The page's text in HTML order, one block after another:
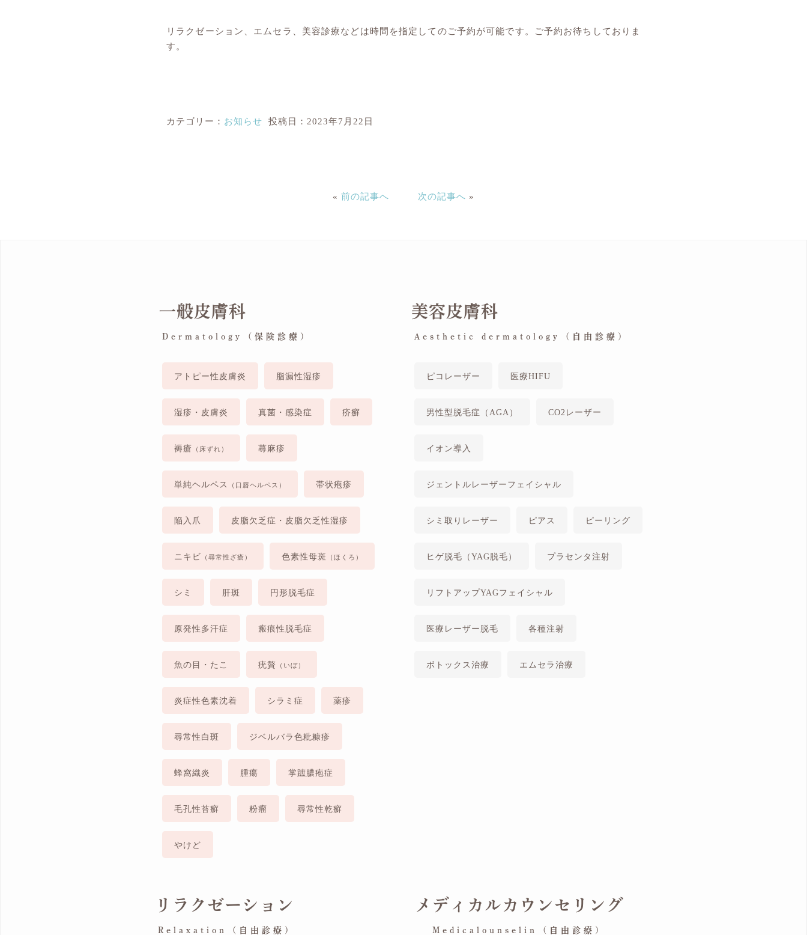
リラクゼーション、エムセラ、美容診療などは時間を指定してのご予約が可能です。ご予約お待ちしておりま
す。
カテゴリー： お知らせ 投稿日：2023年7月22日
« 前の記事へ 次の記事へ »
一般皮膚科
Dermatology (保険診療)
アトピー性皮膚炎 脂漏性湿疹
湿疹・皮膚炎 真菌・感染症 疥癬
褥瘡 （床ずれ） 蕁麻疹
単純ヘルペス （口唇ヘルペス） 帯状疱疹
陥入爪 皮脂欠乏症・皮脂欠乏性湿疹
ニキビ （尋常性ざ瘡） 色素性母斑 （ほくろ）
シミ 肝斑 円形脱毛症
原発性多汗症 瘢痕性脱毛症
魚の目・たこ 疣贅 （いぼ）
炎症性色素沈着 シラミ症 薬疹
尋常性白斑 ジベルバラ色粃糠疹
蜂窩織炎 腫瘍 掌蹠膿疱症
毛孔性苔癬 粉瘤 尋常性乾癬
やけど
美容皮膚科
Aesthetic dermatology (自由診療)
ピコレーザー 医療HIFU
男性型脱毛症（AGA） CO2レーザー
イオン導入
ジェントルレーザーフェイシャル
シミ取りレーザー ピアス ピーリング
ヒゲ脱毛（YAG脱毛） プラセンタ注射
リフトアップYAGフェイシャル
医療レーザー脱毛 各種注射
ボトックス治療 エムセラ治療
リラクゼーション
Relaxation (自由診療)
メディカルカウンセリング
Medicalounselin (自由診療)